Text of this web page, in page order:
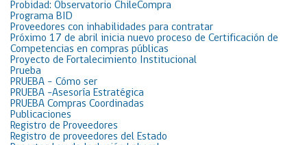
Probidad: Observatorio ChileCompra
Programa BID
Proveedores con inhabilidades para contratar
Próximo 17 de abril inicia nuevo proceso de Certificación de
Competencias en compras públicas
Proyecto de Fortalecimiento Institucional
Prueba
PRUEBA – Cómo ser
PRUEBA -Asesoría Estratégica
PRUEBA Compras Coordinadas
Publicaciones
Registro de Proveedores
Registro de proveedores del Estado